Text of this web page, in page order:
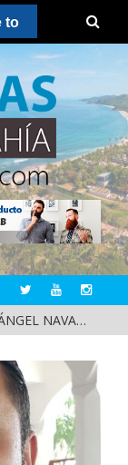
FORTALECE GOBERNADOR MIGUEL ÁNGEL NAVARRO LA COORDINACIÓN CON EL SECTOR EDUCATIVO EN NAYARIT
to